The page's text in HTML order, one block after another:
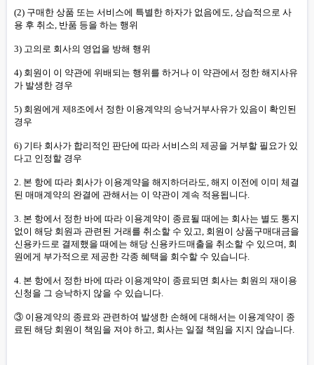
(2) 구매한 상품 또는 서비스에 특별한 하자가 없음에도, 상습적으로 사
용 후 취소, 반품 등을 하는 행위
3) 고의로 회사의 영업을 방해 행위
4) 회원이 이 약관에 위배되는 행위를 하거나 이 약관에서 정한 해지사유
가 발생한 경우
5) 회원에게 제8조에서 정한 이용계약의 승낙거부사유가 있음이 확인된
경우
6) 기타 회사가 합리적인 판단에 따라 서비스의 제공을 거부할 필요가 있
다고 인정할 경우
2. 본 항에 따라 회사가 이용계약을 해지하더라도, 해지 이전에 이미 체결
된 매매계약의 완결에 관해서는 이 약관이 계속 적용됩니다.
3. 본 항에서 정한 바에 따라 이용계약이 종료될 때에는 회사는 별도 통지
없이 해당 회원과 관련된 거래를 취소할 수 있고, 회원이 상품구매대금을
신용카드로 결제했을 때에는 해당 신용카드매출을 취소할 수 있으며, 회
원에게 부가적으로 제공한 각종 혜택을 회수할 수 있습니다.
4. 본 항에서 정한 바에 따라 이용계약이 종료되면 회사는 회원의 재이용
신청을 그 승낙하지 않을 수 있습니다.
③ 이용계약의 종료와 관련하여 발생한 손해에 대해서는 이용계약이 종
료된 해당 회원이 책임을 져야 하고, 회사는 일절 책임을 지지 않습니다.